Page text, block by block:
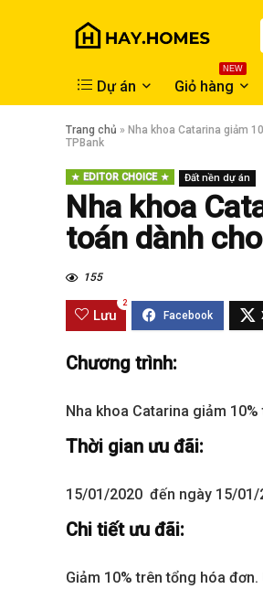
Dự án
NEW
Giỏ hàng
Trang chủ » Nha khoa Catarina giảm
TPBank
EDITOR CHOICE Đất nền dự án
Nha khoa
toán dành
155
Lưu
2
Chương trình:
Nha khoa Catarina giảm
Thời gian ưu đãi:
15/01/2020 đến ngày 15/01/
Chi tiết ưu đãi:
Giảm 10% trên tổng hóa